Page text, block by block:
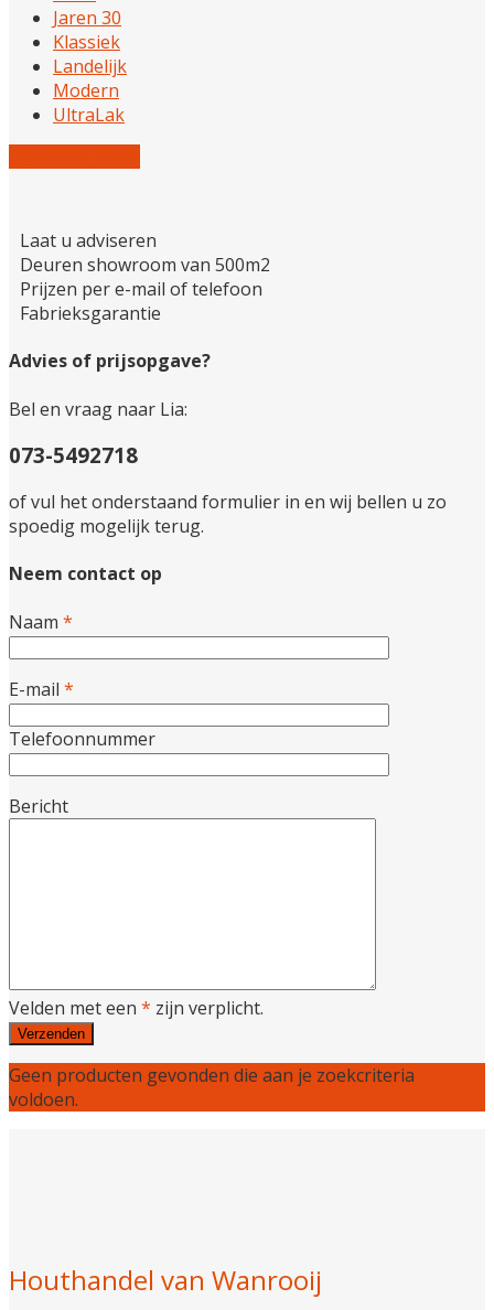
Jaren 30
Klassiek
Landelijk
Modern
UltraLak
Laat u adviseren
Deuren showroom van 500m2
Prijzen per e-mail of telefoon
Fabrieksgarantie
Advies of prijsopgave?
Bel en vraag naar Lia:
073-5492718
of vul het onderstaand formulier in en wij bellen u zo
spoedig mogelijk terug.
Neem contact op
Naam *
E-mail *
Telefoonnummer
Bericht
Velden met een * zijn verplicht.
Geen producten gevonden die aan je zoekcriteria
voldoen.
Houthandel van Wanrooij